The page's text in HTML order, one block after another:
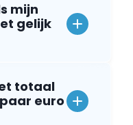
mijn
gelijk
totaal
euro